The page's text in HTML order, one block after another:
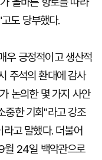
도 당부했다.
우 긍정적이고 생산적
주석의 환대에 감사
논의한 몇 가지 사안
중한 기회"라고 강조
고 말했다. 더불어
24일 백악관으로